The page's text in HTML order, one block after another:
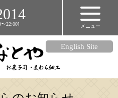
22:00] メニュー
English Site
ご案内
ご紹介
ら細工